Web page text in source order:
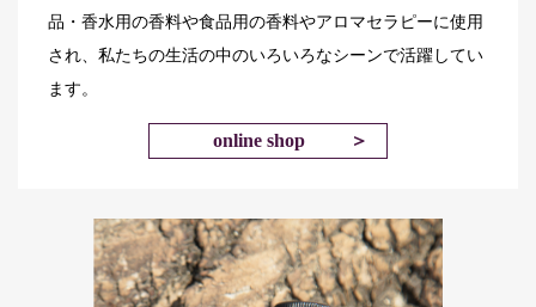
品・香水用の香料や食品用の香料やアロマセラピーに使用
され、私たちの生活の中のいろいろなシーンで活躍してい
ます。
online shop